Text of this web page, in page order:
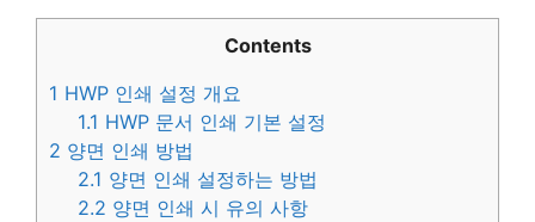
Contents
1 HWP 인쇄 설정 개요
1.1 HWP 문서 인쇄 기본 설정
2 양면 인쇄 방법
2.1 양면 인쇄 설정하는 방법
2.2 양면 인쇄 시 유의 사항